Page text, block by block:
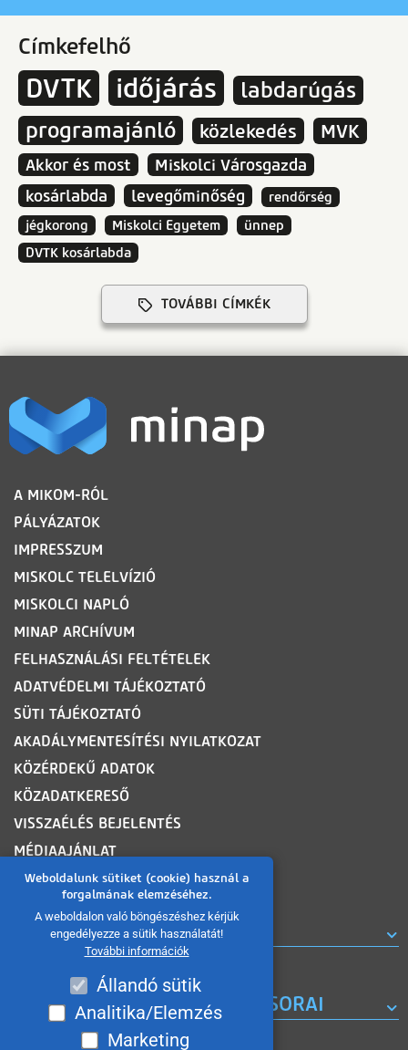
Weboldalunk sütiket (cookie) használ a
forgalmának elemzéséhez.
A weboldalon való böngészéshez kérjük
engedélyezze a sütik használatát!
További információk
Állandó sütik
Analitika/Elemzés
Marketing
Címkefelhő
DVTK időjárás
labdarúgás
programajánló
közlekedés MVK
Akkor és most
Miskolci Városgazda
kosárlabda
levegőminőség
rendőrség
jégkorong
Miskolci Egyetem
ünnep
DVTK kosárlabda
TOVÁBBI CÍMKÉK
LÁBLÉC
A MIKOM-RÓL
PÁLYÁZATOK
IMPRESSZUM
MISKOLC TELELVÍZIÓ
MISKOLCI NAPLÓ
MINAP ARCHÍVUM
FELHASZNÁLÁSI FELTÉTELEK
ADATVÉDELMI TÁJÉKOZTATÓ
SÜTI TÁJÉKOZTATÓ
AKADÁLYMENTESÍTÉSI NYILATKOZAT
KÖZÉRDEKŰ ADATOK
KÖZADATKERESŐ
VISSZAÉLÉS BEJELENTÉS
MÉDIAAJÁNLAT
OLDALTÉRKÉP
ROVATOK
A MISKOLC TV KORÁBBI MŰSORAI